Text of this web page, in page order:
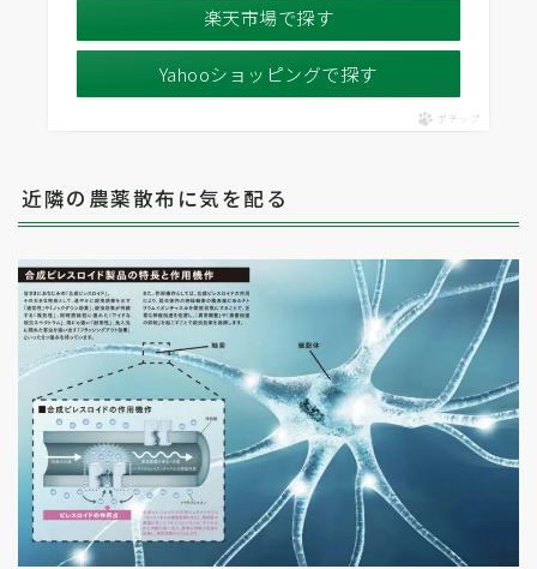
楽天市場で探す
Yahooショッピングで探す
ポチップ
近隣の農薬散布に気を配る